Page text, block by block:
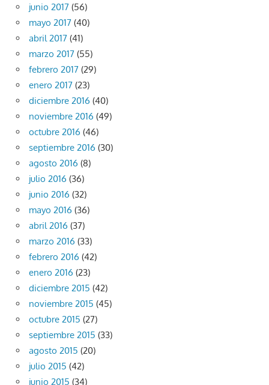
junio 2017 (56)
mayo 2017 (40)
abril 2017 (41)
marzo 2017 (55)
febrero 2017 (29)
enero 2017 (23)
diciembre 2016 (40)
noviembre 2016 (49)
octubre 2016 (46)
septiembre 2016 (30)
agosto 2016 (8)
julio 2016 (36)
junio 2016 (32)
mayo 2016 (36)
abril 2016 (37)
marzo 2016 (33)
febrero 2016 (42)
enero 2016 (23)
diciembre 2015 (42)
noviembre 2015 (45)
octubre 2015 (27)
septiembre 2015 (33)
agosto 2015 (20)
julio 2015 (42)
junio 2015 (34)